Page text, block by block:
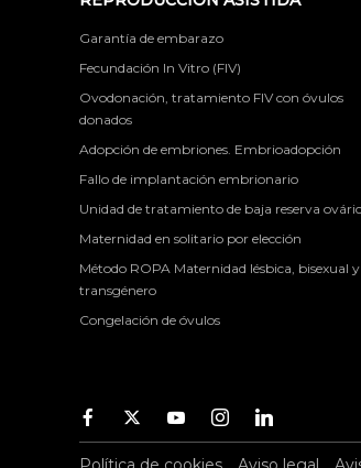
Garantía de embarazo
Fecundación In Vitro (FIV)
Ovodonación, tratamiento FIV con óvulos
donados
Adopción de embriones. Embrioadopción
Fallo de implantación embrionario
Unidad de tratamiento de baja reserva
Maternidad en solitario por elección
Método ROPA Maternidad lésbica, bisexual y
transgénero
Congelación de óvulos
Facebook
TwitterYoutubeInstagramYoutube